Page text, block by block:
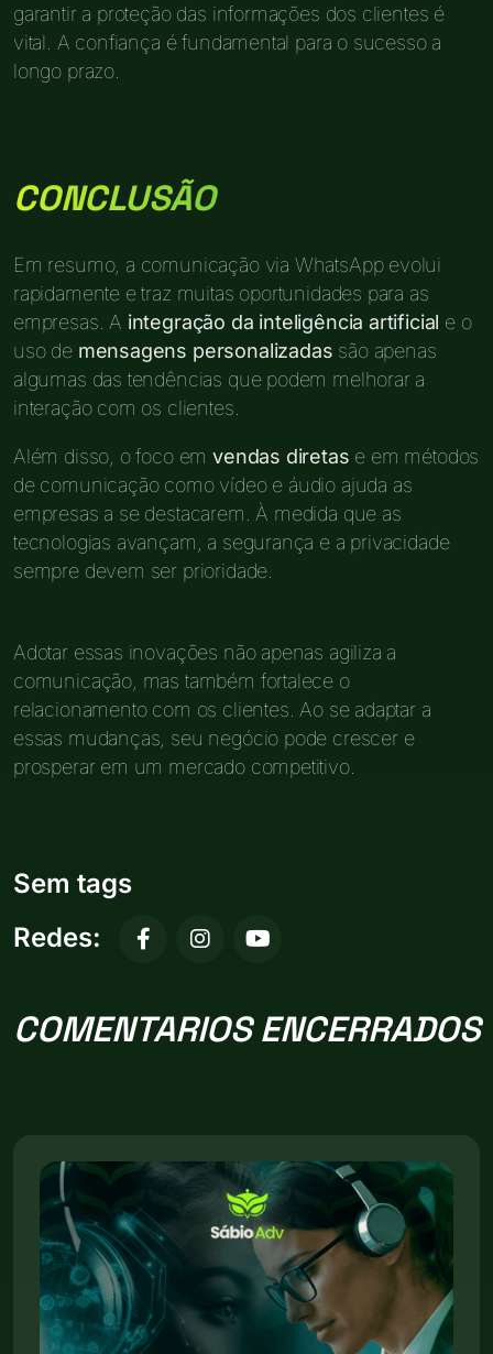
garantir a proteção das informações dos clientes é
vital. A confiança é fundamental para o sucesso a
longo prazo.
CONCLUSÃO
Em resumo, a comunicação via WhatsApp evolui
rapidamente e traz muitas oportunidades para as
empresas. A integração da inteligência artificial e o
uso de mensagens personalizadas são apenas
algumas das tendências que podem melhorar a
interação com os clientes.
Além disso, o foco emvendas diretas e em métodos
de comunicação como vídeo e áudio ajuda as
empresas a se destacarem. À medida que as
tecnologias avançam, a segurança e a privacidade
sempre devem ser prioridade.
Adotar essas inovações não apenas agiliza a
comunicação, mas também fortalece o
relacionamento com os clientes. Ao se adaptar a
essas mudanças, seu negócio pode crescer e
prosperar em um mercado competitivo.
Sem tags
Redes:
COMENTARIOS ENCERRADOS